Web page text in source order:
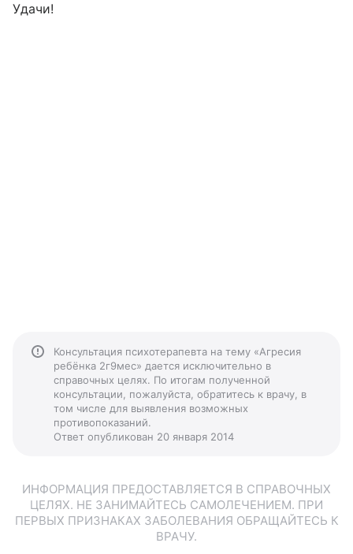
Удачи!
Консультация психотерапевта на тему «Агресия
ребёнка 2г9мес» дается исключительно в
справочных целях. По итогам полученной
консультации, пожалуйста, обратитесь к врачу, в
том числе для выявления возможных
противопоказаний.
Ответ опубликован 20 января 2014
ИНФОРМАЦИЯ ПРЕДОСТАВЛЯЕТСЯ В СПРАВОЧНЫХ
ЦЕЛЯХ. НЕ ЗАНИМАЙТЕСЬ САМОЛЕЧЕНИЕМ. ПРИ
ПЕРВЫХ ПРИЗНАКАХ ЗАБОЛЕВАНИЯ ОБРАЩАЙТЕСЬ К
ВРАЧУ.